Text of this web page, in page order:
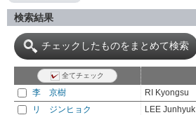
検索結果
チェックしたものをまとめて検索
全てチェック
李 京樹
RI Kyongsu
リ ジンヒョク
LEE Junhyuk